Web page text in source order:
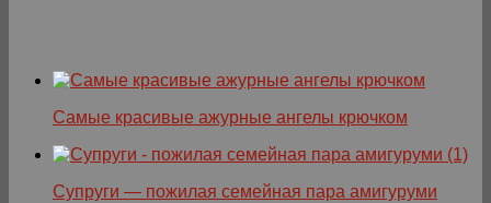
Самые красивые ажурные ангелы крючком
Супруги — пожилая семейная пара амигуруми